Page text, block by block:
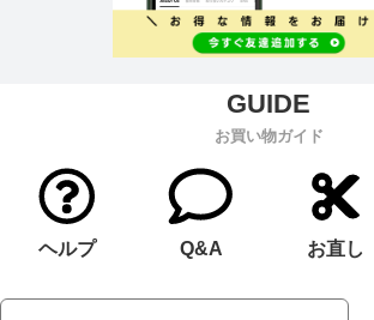
お買い物ガイド
ヘルプ Q&A お直し